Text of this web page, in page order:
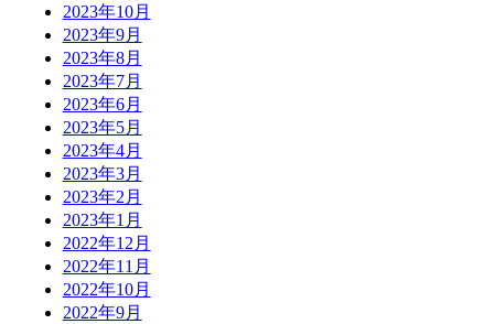
2023年10月
2023年9月
2023年8月
2023年7月
2023年6月
2023年5月
2023年4月
2023年3月
2023年2月
2023年1月
2022年12月
2022年11月
2022年10月
2022年9月